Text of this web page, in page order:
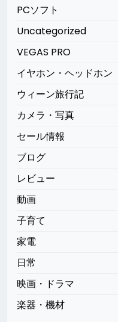
PCソフト
Uncategorized
VEGAS PRO
イヤホン・ヘッドホン
ウィーン旅行記
カメラ・写真
セール情報
ブログ
レビュー
動画
子育て
家電
日常
映画・ドラマ
楽器・機材